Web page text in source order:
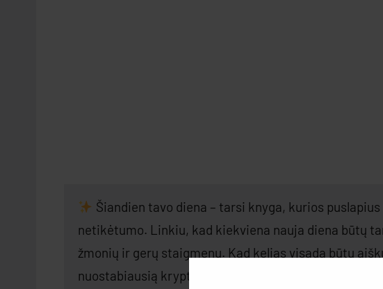
Šiandien tavo diena – tarsi knyga, kurios
netikėtumo. Linkiu, kad kiekviena nauja diena būtų
žmonių ir gerų staigmenų. Kad kelias visada būtų
nuostabiausią kryptį! Su gimtadieniu!